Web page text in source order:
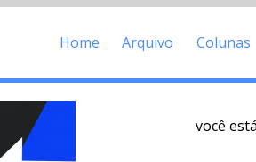
Home Arquivo Colunas
você